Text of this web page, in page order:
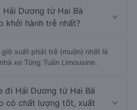
Dương từ Hai Bà
khởi hành trễ nhất?
xuất phát trễ (muộn) nhất là
xe Tùng Tuấn Limousine.
đi Hải Dương từ Hai Bà
có chất lượng tốt, xuất